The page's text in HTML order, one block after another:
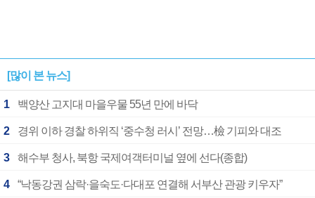
[많이 본 뉴스]
1 백양산 고지대 마을우물 55년 만에 바닥
2 경위 이하 경찰 하위직 ‘중수청 러시’ 전망…檢 기피와 대조
3 해수부 청사, 북항 국제여객터미널 옆에 선다(종합)
4 “낙동강권 삼락·을숙도·다대포 연결해 서부산 관광 키우자”